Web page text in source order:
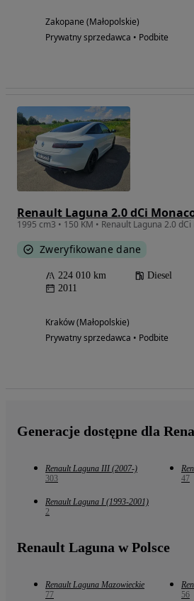
Zakopane (Małopolskie)
Prywatny sprzedawca • Podbite
Renault Laguna 2.0 dCi
1995 cm3 • 150 KM • Renault Laguna 2.0
Zweryfikowane dane
224 010 km Diesel
2011
Kraków (Małopolskie)
Prywatny sprzedawca • Podbite
Generacje dostępne dla
Renault Laguna III (2007-)
303
47
Renault Laguna I (1993-2001)
2
Renault Laguna w Polsce
Renault Laguna Mazowieckie
77
56